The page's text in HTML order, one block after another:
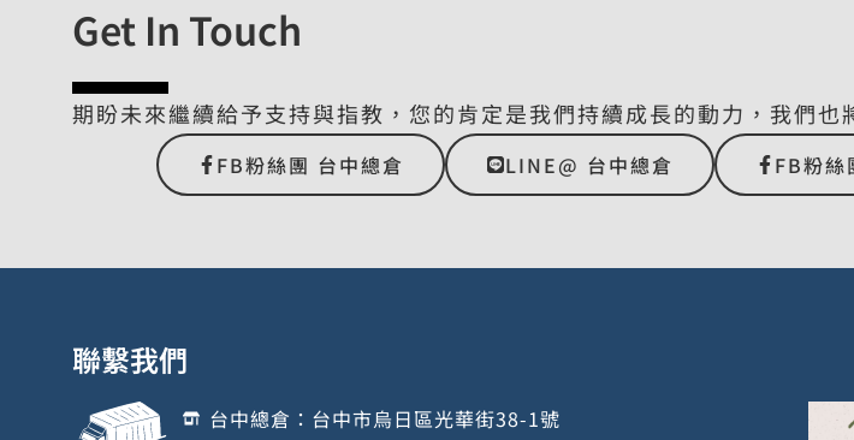
Get In Touch
期盼未來繼續給予支持與指教，您的肯定是我們持續成長的動力，我們也
FB粉絲團 台中總倉 LINE@ 台中總倉 FB粉絲
聯繫我們
台中總倉：台中市烏日區光華街38-1號